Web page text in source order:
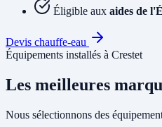
Éligible aux aides de
Devis chauffe-eau
Équipements installés à Crestet
Les meilleures
Nous sélectionnons des